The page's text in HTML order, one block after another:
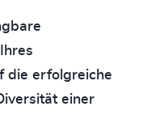
die erfolgreiche
einer